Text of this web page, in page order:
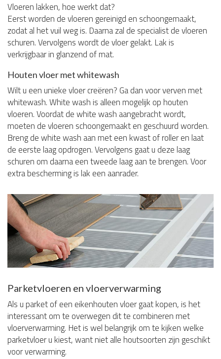
Vloeren lakken, hoe werkt dat?
Eerst worden de vloeren gereinigd en schoongemaakt,
zodat al het vuil weg is. Daarna zal de specialist de vloeren
schuren. Vervolgens wordt de vloer gelakt. Lak is
verkrijgbaar in glanzend of mat.
Houten vloer met whitewash
Wilt u een unieke vloer creëren? Ga dan voor verven met
whitewash. White wash is alleen mogelijk op houten
vloeren. Voordat de white wash aangebracht wordt,
moeten de vloeren schoongemaakt en geschuurd worden.
Breng de white wash aan met een kwast of roller en laat
de eerste laag opdrogen. Vervolgens gaat u deze laag
schuren om daarna een tweede laag aan te brengen. Voor
extra bescherming is lak een aanrader.
Parketvloeren en vloerverwarming
Als u parket of een eikenhouten vloer gaat kopen, is het
interessant om te overwegen dit te combineren met
vloerverwarming. Het is wel belangrijk om te kijken welke
parketvloer u kiest, want niet alle houtsoorten zijn geschikt
voor verwarming.